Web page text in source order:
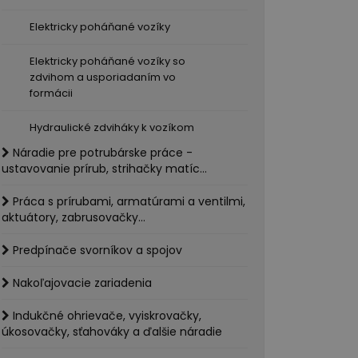
Elektricky poháňané vozíky
Elektricky poháňané vozíky so
zdvihom a usporiadaním vo
formácii
Hydraulické zdviháky k vozíkom
Náradie pre potrubárske práce -
ustavovanie prírub, strihačky matíc...
Práca s prírubami, armatúrami a ventilmi,
aktuátory, zabrusovačky...
Predpínače svorníkov a spojov
Nakoľajovacie zariadenia
Indukčné ohrievače, vyiskrovačky,
úkosovačky, sťahováky a ďalšie náradie